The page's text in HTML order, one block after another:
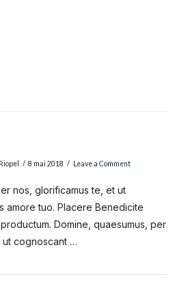
8 mai 2018 Leave a Comment
nos, glorificamus te, et ut
amore tuo. Placere Benedicite
Domine, quaesumus, per
ut cognoscant …